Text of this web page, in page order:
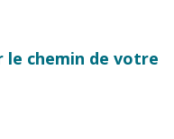
le chemin de votre